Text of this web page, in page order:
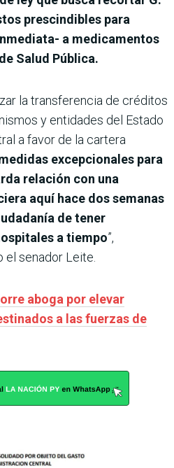
prescindibles para
a medicamentos
Salud Pública.
la transferencia de créditos
y entidades del Estado
a favor de la cartera
excepcionales para
relación con una
aquí hace dos semanas
de tener
a tiempo”,
el senador Leite.
aboga por elevar
a las fuerzas de